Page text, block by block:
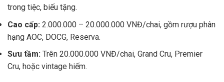
trong tiệc, biếu tặng.
Cao cấp: 2.000.000 – 20.000.000 VNĐ/chai, gồm rượu phân
hạng AOC, DOCG, Reserva.
Sưu tầm: Trên 20.000.000 VNĐ/chai, Grand Cru, Premier
Cru, hoặc vintage hiếm.